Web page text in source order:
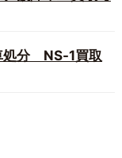
処分 NS-1買取